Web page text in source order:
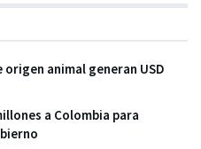
animal generan USD
a Colombia para